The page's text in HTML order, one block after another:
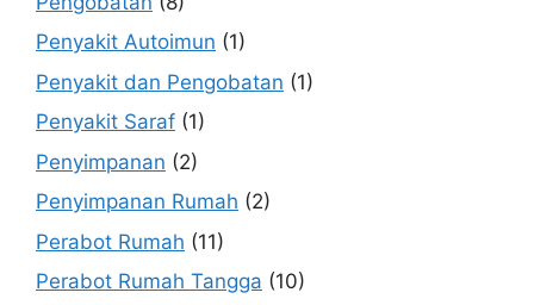
Penyakit Autoimun (1)
Penyakit dan Pengobatan (1)
Penyakit Saraf (1)
Penyimpanan (2)
Penyimpanan Rumah (2)
Perabot Rumah (11)
Perabot Rumah Tangga (10)